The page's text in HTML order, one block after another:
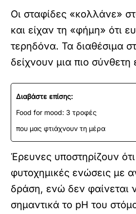
Οι σταφίδες «κολλάνε»
και είχαν τη «φήμη» ότι
τερηδόνα. Τα διαθέσιμα
δείχνουν μια πιο σύνθετη
Διαβάστε επίσης:
Food for mood: 3 τροφές
που μας φτιάχνουν τη μέρα
Έρευνες υποστηρίζουν
φυτοχημικές ενώσεις με
δράση, ενώ δεν φαίνεται
σημαντικά το pH του